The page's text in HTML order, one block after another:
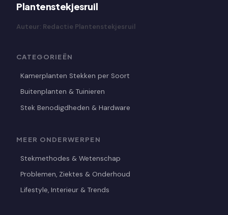
Plantenstekjesruil
Auteur: Redactie Plantenstekjesruil
CATEGORIEËN
Kamerplanten Stekken per Soort
Buitenplanten & Tuinieren
Stek Benodigdheden & Hardware
MEER ONDERWERPEN
Stekmethodes & Wetenschap
Problemen, Ziektes & Onderhoud
Lifestyle, Interieur & Trends